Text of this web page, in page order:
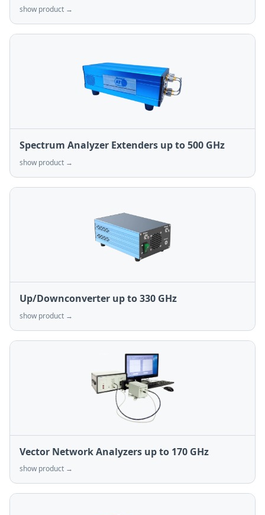
show product →
Spectrum Analyzer Extenders up to 500 GHz
show product →
Up/Downconverter up to 330 GHz
show product →
Vector Network Analyzers up to 170 GHz
show product →